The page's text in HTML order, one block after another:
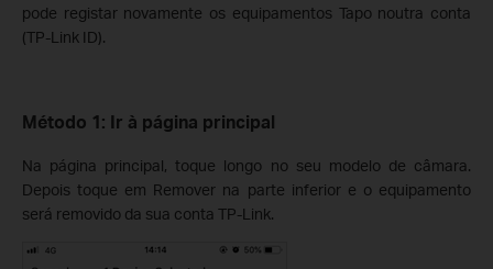
pode registar novamente os equipamentos Tapo noutra conta
(TP-Link ID).
Método 1: Ir à página principal
Na página principal, toque longo no seu modelo de câmara.
Depois toque em Remover na parte inferior e o equipamento
será removido da sua conta TP-Link.